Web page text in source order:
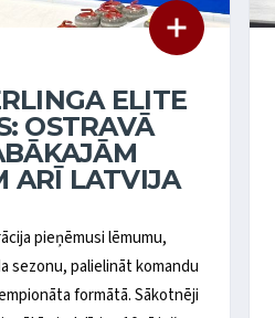
ELITE
OSTRAVĀ
ARĪ LATVIJA
pieņēmusi lēmumu,
sezonu, palielināt komandu
formātā. Sākotnēji